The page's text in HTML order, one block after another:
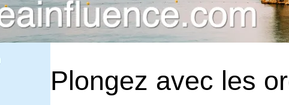
Plongez avec les